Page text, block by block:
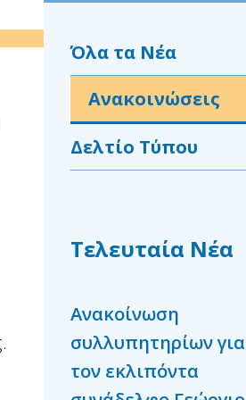
Όλα τα Νέα
Ανακοινώσεις
Δελτίο Τύπου
Τελευταία Νέα
Ανακοίνωση
συλλυπητηρίων για
τον εκλιπόντα